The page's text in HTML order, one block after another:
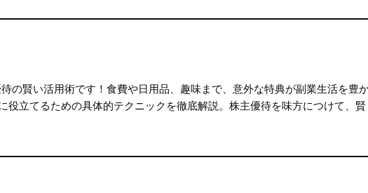
の賢い活用術です！食費や日用品、趣味まで、意外な特典が副業生活を豊
役立てるための具体的テクニックを徹底解説。株主優待を味方につけて、